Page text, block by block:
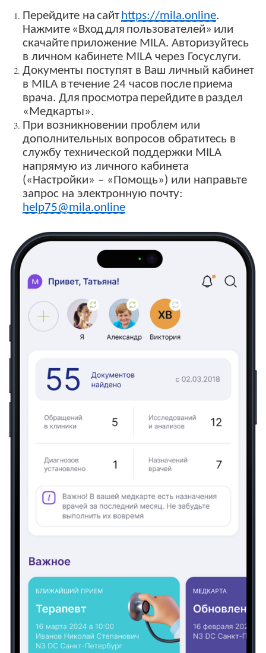
Перейдите насайт https://mila.online.
Нажмите «Входдля пользователей» или
скачайтеприложение MILA. Авторизуйтесь
в личном кабинете MILA через Госуслуги.
Документы поступят в Ваш личный кабинет
в MILA втечение 24 часов послеприема
врача. Для просмотра перейдитев раздел
«Медкарты».
При возникновении проблем или
дополнительных вопросов обратитесь в
службу технической поддержки MILA
напрямую из личного кабинета
(«Настройки» – «Помощь») или направьте
запрос на электронную почту:
help75@mila.online